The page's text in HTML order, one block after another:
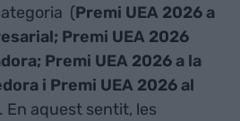
(Premi UEA 2026 a
Premi UEA 2026
Premi UEA 2026 a la
i Premi UEA 2026 al
En aquest sentit, les